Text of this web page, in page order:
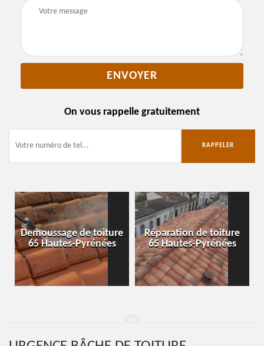
On vous rappelle gratuitement
Demoussage de toiture
65 Hautes-Pyrénées
Réparation de toiture
65 Hautes-Pyrénées